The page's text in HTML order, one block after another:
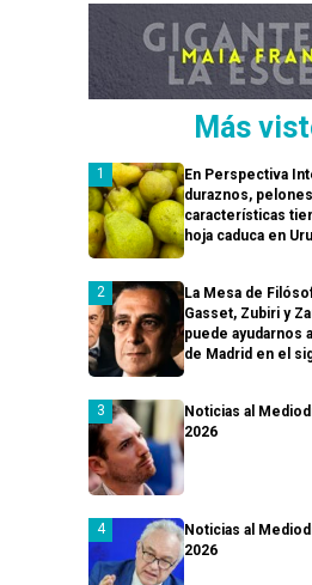
Más
En Perspectiva
duraznos,
características
hoja caduca en
La Mesa de
Gasset, Zubiri y
puede ayudarnos
de Madrid en el
Noticias al
2026
Noticias al
2026